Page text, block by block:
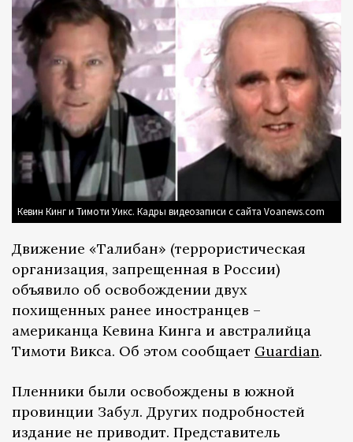
Кевин Кинг и Тимоти Уикс. Кадры видеозаписи с сайта Voanews.com
Движение «Талибан» (террористическая
организация, запрещенная в России)
объявило об освобождении двух
похищенных ранее иностранцев –
американца Кевина Кинга и австралийца
Тимоти Викса. Об этом сообщает Guardian.
Пленники были освобождены в южной
провинции Забул. Других подробностей
издание не приводит. Представитель